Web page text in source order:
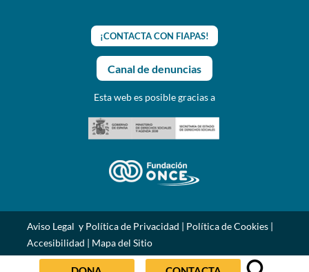
¡CONTACTA CON FIAPAS!
Canal de denuncias
Esta web es posible gracias a
Aviso Legal y Política de Privacidad | Política de Cookies|
Accesibilidad | Mapa del Sitio